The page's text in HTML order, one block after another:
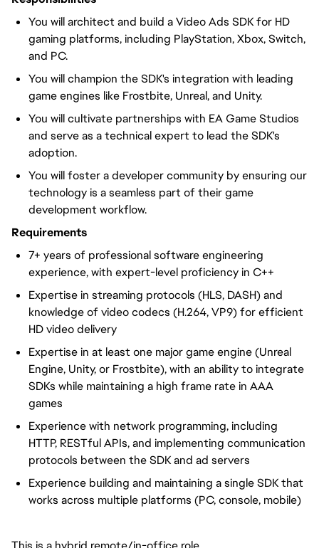
You will architect and build a Video Ads SDK for HD
gaming platforms, including PlayStation, Xbox, Switch,
and PC.
You will champion the SDK's integration with leading
game engines like Frostbite, Unreal, and Unity.
You will cultivate partnerships with EA Game Studios
and serve as a technical expert to lead the SDK's
adoption.
You will foster a developer community by ensuring our
technology is a seamless part of their game
development workflow.
Requirements
7+ years of professional software engineering
experience, with expert-level proficiency in C++
Expertise in streaming protocols (HLS, DASH) and
knowledge of video codecs (H.264, VP9) for efficient
HD video delivery
Expertise in at least one major game engine (Unreal
Engine, Unity, or Frostbite), with an ability to integrate
SDKs while maintaining a high frame rate in AAA
games
Experience with network programming, including
HTTP, RESTful APIs, and implementing communication
protocols between the SDK and ad servers
Experience building and maintaining a single SDK that
works across multiple platforms (PC, console, mobile)